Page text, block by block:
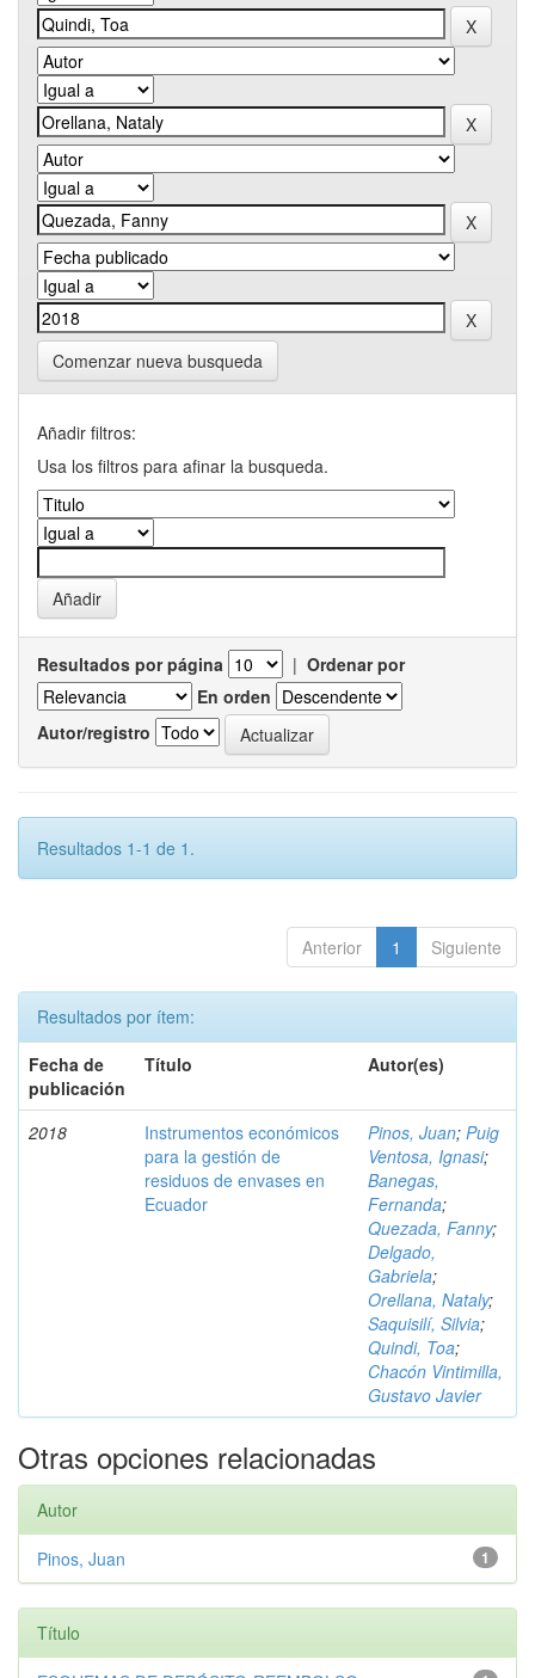
Comenzar nueva busqueda
Añadir filtros:
Usa los filtros para afinar la busqueda.
Resultados por página | Ordenar por
En orden
Autor/registro
Resultados 1-1 de 1.
Anterior 1 Siguiente
Resultados por ítem:
Fecha de
publicación
Título Autor(es)
2018
Instrumentos económicos
para la gestión de
residuos de envases en
Ecuador
Pinos, Juan; Puig
Ventosa, Ignasi;
Banegas,
Fernanda;
Quezada, Fanny;
Delgado,
Gabriela;
Orellana, Nataly;
Saquisilí, Silvia;
Quindi, Toa;
Chacón Vintimilla,
Gustavo Javier
Otras opciones relacionadas
Autor
1
Pinos, Juan
Título